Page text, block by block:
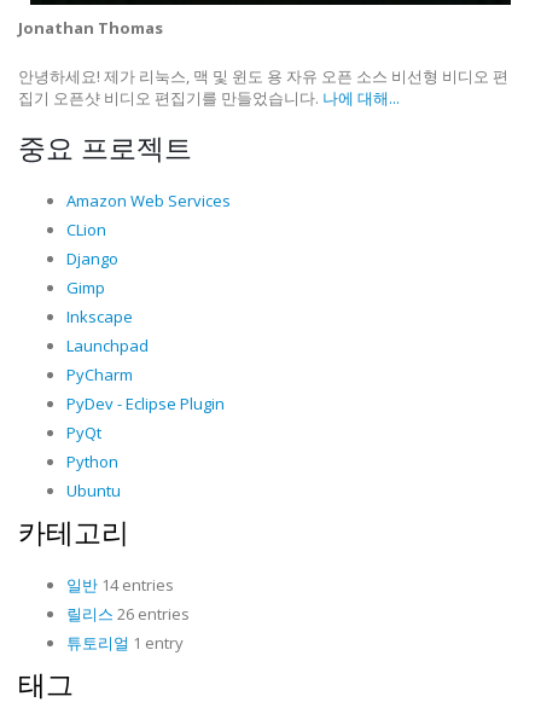
Jonathan Thomas
안녕하세요! 제가 리눅스, 맥 및 윈도 용 자유 오픈 소스 비선형 비디오 편
집기 오픈샷 비디오 편집기를 만들었습니다. 나에 대해...
중요 프로젝트
Amazon Web Services
CLion
Django
Gimp
Inkscape
Launchpad
PyCharm
PyDev - Eclipse Plugin
PyQt
Python
Ubuntu
카테고리
일반 14 entries
릴리스 26 entries
튜토리얼 1 entry
태그